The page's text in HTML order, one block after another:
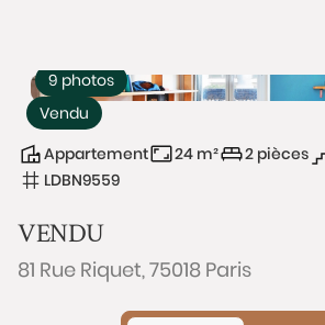
Vendu
9 photos
Appartement 24 m² 2 pièces
LDBN9559
VENDU
81 Rue Riquet, 75018 Paris